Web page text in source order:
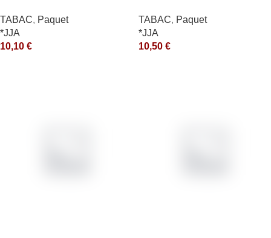
TABAC, Paquet
*JJA
10,10 €
TABAC, Paquet
*JJA
10,50 €